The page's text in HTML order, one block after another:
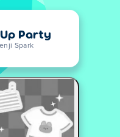
Party
Spark